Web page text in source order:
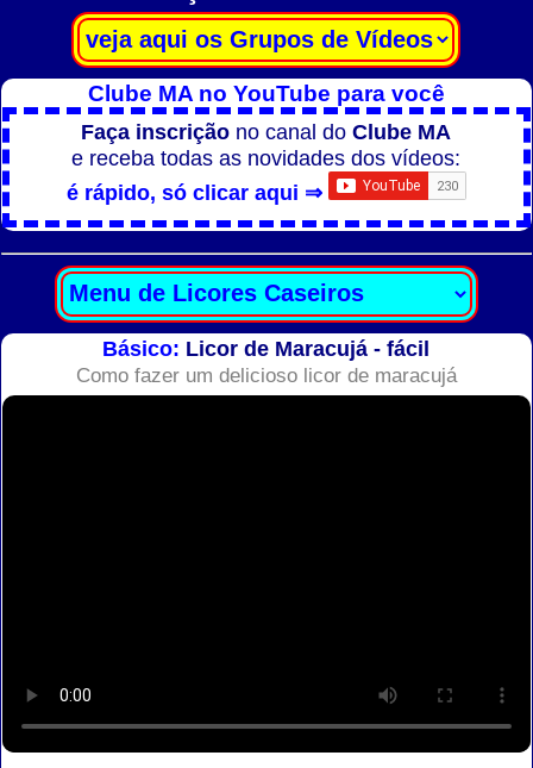
Clube MA no YouTube para você
Faça inscrição no canal doClube MA
e receba todas as novidades dos vídeos:
é rápido, só clicar aqui ⇒
Básico: Licor de Maracujá - fácil
Como fazer um delicioso licor de maracujá